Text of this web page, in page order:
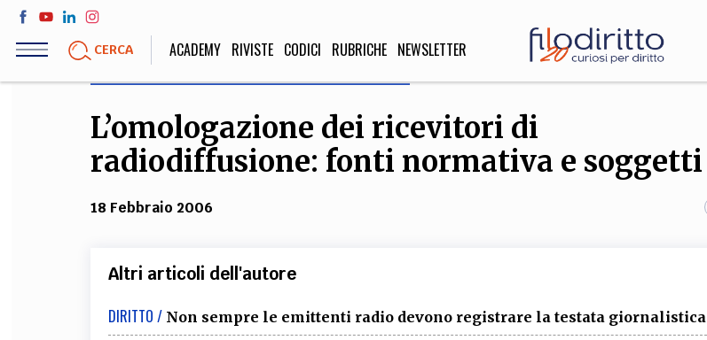
Salta
contenuto
CERCA ACADEMY RIVISTE CODICI RUBRICHE NEWSLETTER
LIFE STYLE
Sport, Cucina, Viaggi,
SOCIETÀ
Politica, Attualità,
DIRITTO
STORIA E FILOSOFIA
Scienze storiche,
umanistiche, Religione
Scienze informatiche,
Architettura, Ingegneria
L’omologazione dei ricevitori di
radiodiffusione: fonti normativa e soggetti
18 Febbraio 2006
Altri articoli dell'autore
DIRITTO / Non sempre le emittenti radio devono registrare la testata giornalistica